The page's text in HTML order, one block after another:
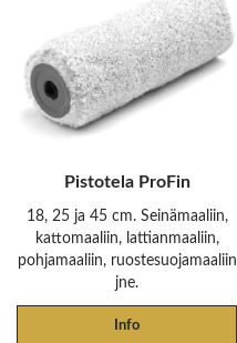
Pistotela ProFin
18, 25 ja 45 cm. Seinämaaliin,
kattomaaliin, lattianmaaliin,
pohjamaaliin, ruostesuojamaaliin
jne.
Info